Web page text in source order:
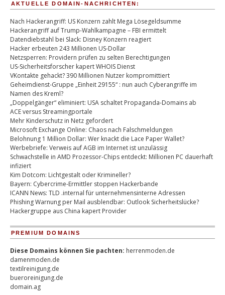
AKTUELLE DOMAIN-NACHRICHTEN:
Nach Hackerangriff: US Konzern zahlt Mega Lösegeldsumme
Hackerangriff auf Trump-Wahlkampagne – FBI ermittelt
Datendiebstahl bei Slack: Disney Konzern reagiert
Hacker erbeuten 243 Millionen US-Dollar
Netzsperren: Providern prüfen zu selten Berechtigungen
US-Sicherheitsforscher kapert WHOIS Dienst
VKontakte gehackt? 390 Millionen Nutzer kompromittiert
Geheimdienst-Gruppe „Einheit 29155“ : nun auch Cyberangriffe im
Namen des Kreml?
„Doppelgänger“ eliminiert: USA schaltet Propaganda-Domains ab
ACE versus Streamingportale
Mehr Kinderschutz in Netz gefordert
Microsoft Exchange Online: Chaos nach Falschmeldungen
Belohnung 1 Million Dollar: Wer knackt die Lace Paper Wallet?
Werbebriefe: Verweis auf AGB im Internet ist unzulässig
Schwachstelle in AMD Prozessor-Chips entdeckt: Millionen PC dauerhaft
infiziert
Kim Dotcom: Lichtgestalt oder Krimineller?
Bayern: Cybercrime-Ermittler stoppen Hackerbande
ICANN News: TLD .internal für unternehmensinterne Adressen
Phishing Warnung per Mail ausblendbar: Outlook Sicherheitslücke?
Hackergruppe aus China kapert Provider
PREMIUM DOMAINS
Diese Domains können Sie pachten: herrenmoden.de
damenmoden.de
textilreinigung.de
bueroreinigung.de
domain.ag